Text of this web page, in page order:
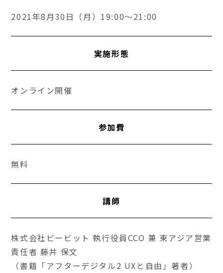
2021年8月30日（月）19:00～21:00
実施形態
オンライン開催
参加費
無料
講師
株式会社ビービット 執行役員CCO 兼 東アジア営業
責任者 藤井 保文
（書籍「アフターデジタル2 UXと自由」著者）